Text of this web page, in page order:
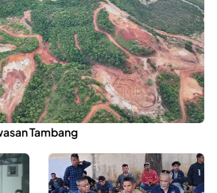
Pemulihan Lingkungan Usai Revisi
Tambang